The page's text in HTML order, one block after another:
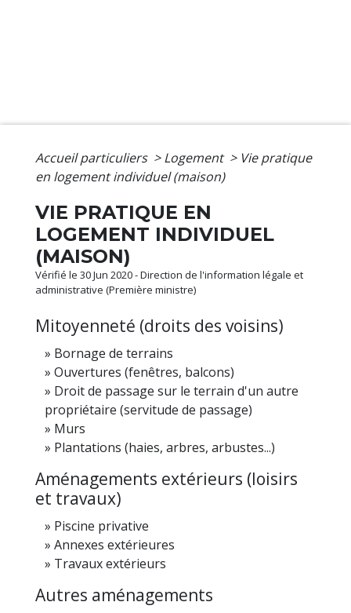
Accueil particuliers > Logement > Vie pratique
en logement individuel (maison)
VIE PRATIQUE EN
LOGEMENT INDIVIDUEL
(MAISON)
Vérifié le 30 Jun 2020 - Direction de l'information légale et
administrative (Première ministre)
Mitoyenneté (droits des voisins)
Bornage de terrains
Ouvertures (fenêtres, balcons)
Droit de passage sur le terrain d'un autre
propriétaire (servitude de passage)
Murs
Plantations (haies, arbres, arbustes...)
Aménagements extérieurs (loisirs
et travaux)
Piscine privative
Annexes extérieures
Travaux extérieurs
Autres aménagements